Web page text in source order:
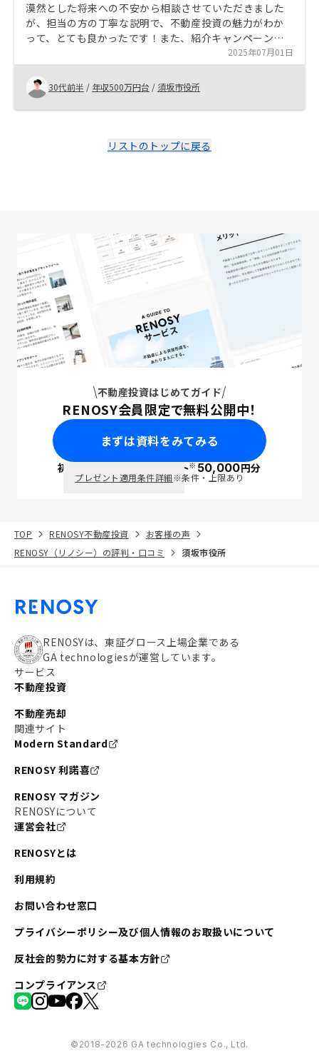
漠然とした将来への不安から相談させていただきました
が、担当の方の丁寧な説明で、不動産投資の魅力がわか
って、とても良かったです！また、紹介キャンペーンも
あり、他の人にも、紹介したいと思いました。今後とも
よろしくお願いします。
2025年07月01日
30代前半 / 年収500万円台 / 須坂市役所
リストのトップに戻る
不動産投資はじめてガイド
RENOSY会員限定で無料公開中！
まずは資料をみてみる
初回面談で ポイント※50,000円分
プレゼント適用条件詳細※条件・上限あり
TOP RENOSY不動産投資
お客様の声
RENOSY（リノシー）の評判・口コミ
須坂市役所
RENOSYは、東証グロース上場企業である
GA technologiesが運営しています。
サービス
不動産投資
不動産売却
関連サイト
Modern Standard
RENOSY 利諾喜
RENOSY マガジン
RENOSYについて
運営会社
RENOSYとは
利用規約
お問い合わせ窓口
プライバシーポリシー及び個人情報のお取扱いについて
反社会的勢力に対する基本方針
コンプライアンス
©︎2018-2026 GA technologies Co., Ltd.